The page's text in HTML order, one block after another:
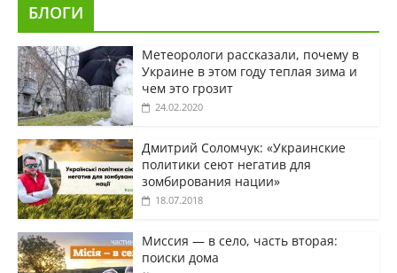
БЛОГИ
Метеорологи рассказали, почему в
Украине в этом году теплая зима и
чем это грозит
24.02.2020
Дмитрий Соломчук: «Украинские
политики сеют негатив для
зомбирования нации»
18.07.2018
Миссия — в село, часть вторая:
поиски дома